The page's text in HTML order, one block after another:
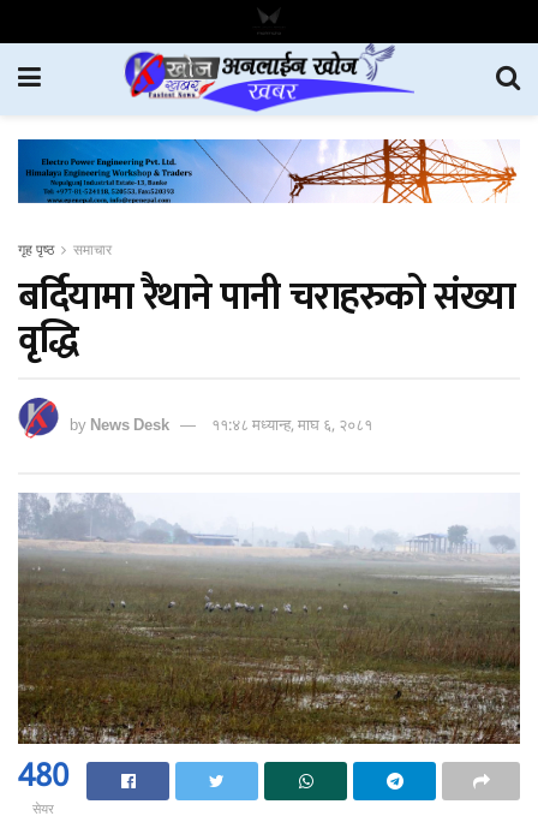
गृह पृष्ठ समाचार
बर्दियामा रैथाने पानी चराहरुको संख्या
वृद्धि
byNews Desk ११:४८ मध्यान्ह, माघ ६, २०८१
480
सेयर